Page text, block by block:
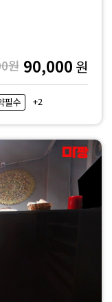
원 90,000 원
필수 +2